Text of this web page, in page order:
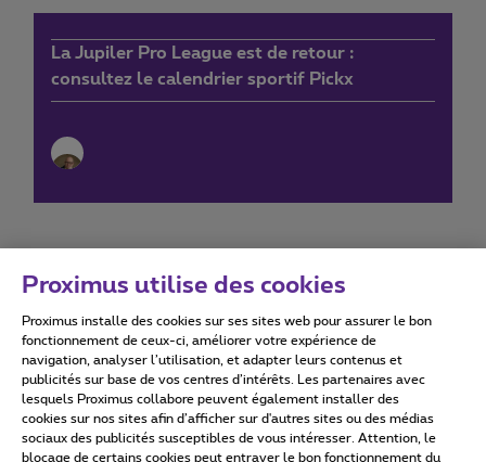
La Jupiler Pro League est de retour :
consultez le calendrier sportif Pickx
Conditions d'utilisation Accessibility statement
Tous droits réservés. © 2026 Proximus
Proximus utilise des cookies
Proximus installe des cookies sur ses sites web pour assurer le bon
fonctionnement de ceux-ci, améliorer votre expérience de
navigation, analyser l’utilisation, et adapter leurs contenus et
publicités sur base de vos centres d’intérêts. Les partenaires avec
lesquels Proximus collabore peuvent également installer des
cookies sur nos sites afin d’afficher sur d'autres sites ou des médias
sociaux des publicités susceptibles de vous intéresser. Attention, le
blocage de certains cookies peut entraver le bon fonctionnement du